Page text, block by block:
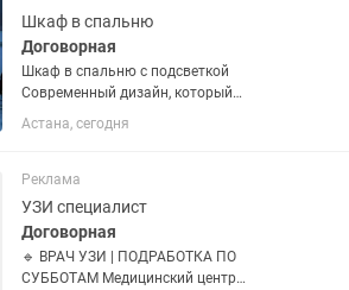
Шкаф в спальню
Договорная
Шкаф в спальню с подсветкой
Современный дизайн, который
подчеркнёт стиль вашего интерьера. ✔
Качественные материалы ✔
Вместительный и удобный ✔
Эстетичная мягкая...
Астана, сегодня
Реклама
УЗИ специалист
Договорная
🔹 ВРАЧ УЗИ | ПОДРАБОТКА ПО
СУББОТАМ Медицинский центр